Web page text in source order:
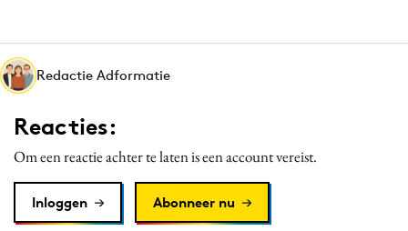
Redactie Adformatie
Reacties:
Om een reactie achter te laten is een account vereist.
Inloggen Abonneer nu